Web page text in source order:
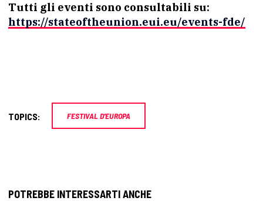
Tutti gli eventi sono consultabili su:
https://stateoftheunion.eui.eu/events-fde/
TOPICS: FESTIVAL D'EUROPA
POTREBBE INTERESSARTI ANCHE